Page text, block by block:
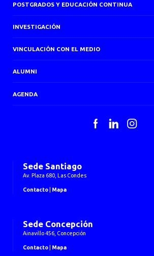
POSTGRADOS Y EDUCACIÓN CONTINUA
INVESTIGACIÓN
VINCULACIÓN CON EL MEDIO
ALUMNI
AGENDA
FacebookLinkedInInstagram
Sede Santiago
Av. Plaza 680, Las Condes
Contacto Mapa
Sede Concepción
Ainavillo 456, Concepción
Contacto Mapa